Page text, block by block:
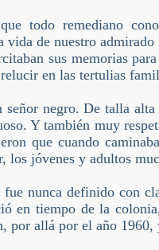
todo remediano
vida de nuestro
sus memorias
en las tertulias
señor negro. De talla
Y también muy
que cuando
los jóvenes y adultos
fue nunca definido con
en tiempo de la
por allá por el año